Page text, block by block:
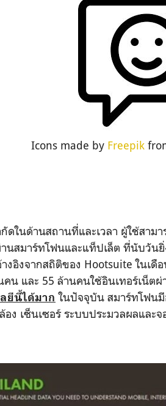
Icons made by Freepik
ดในด้านสถานที่และเวลา ผู้ใช้สามา
านสมาร์ทโฟนและแท็ปเล็ต ที่นับวัน
งอิงจากสถิติของ Hootsuite ในเดื
คน และ 55 ล้านคนใช้อินเทอร์เน็ต
ยีนี้ได้มาก ในปัจจุบัน สมาร์ทโฟน
อง เซ็นเซอร์ ระบบประมวลผลและ